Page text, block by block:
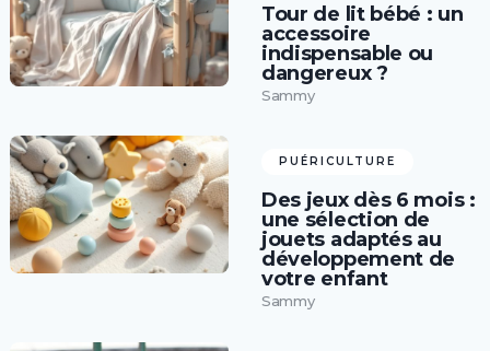
Tour de lit bébé : un
accessoire
indispensable ou
dangereux ?
Sammy
PUÉRICULTURE
Des jeux dès 6 mois :
une sélection de
jouets adaptés au
développement de
votre enfant
Sammy